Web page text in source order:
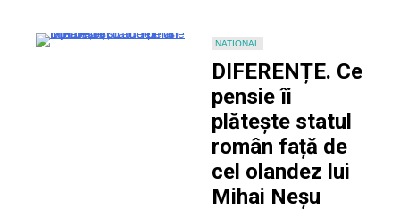
NATIONAL
DIFERENȚE. Ce
pensie îi
plătește statul
român față de
cel olandez lui
Mihai Neșu